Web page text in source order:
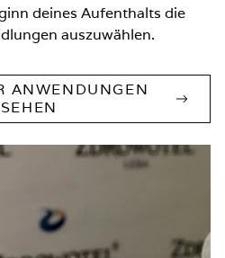
deines Aufenthalts die
auszuwählen.
ANWENDUNGEN